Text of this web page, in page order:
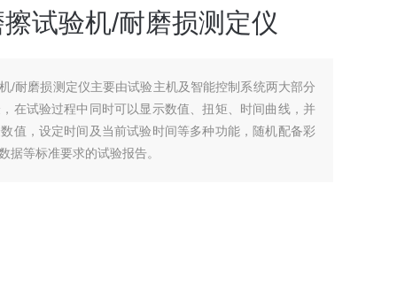
试验机/耐磨损测定仪
/耐磨损测定仪主要由试验主机及智能控制系统两大部分
在试验过程中同时可以显示数值、扭矩、时间曲线，并
值，设定时间及当前试验时间等多种功能，随机配备彩
据等标准要求的试验报告。